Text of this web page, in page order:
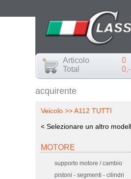
Articolo
0
Total
acquirente
Veicolo >> A112 TUTTI
< Selezionare un altro
MOTORE
supporto motore / cambio
pistoni - segmenti - cilindri